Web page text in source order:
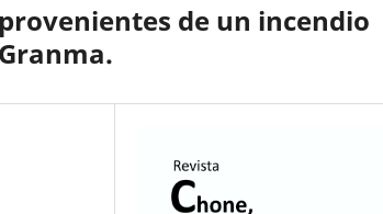
de un incendio